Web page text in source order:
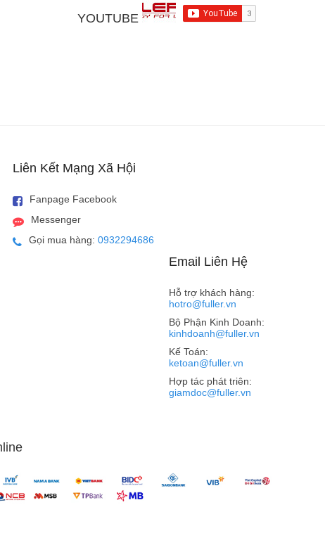
chơi game như tần số quét màn hình lớn, cấu hình máy
camera được tối ưu. Hầu hết các điện thoại thông minh
YOUTUBE
Liên Kết Mạng Xã Hội
Fanpage Facebook
Messenger
Gọi mua hàng: 0932294686
Email Liên Hệ
Hỗ trợ khách hàng:
hotro@fuller.vn
Bộ Phận Kinh Doanh:
kinhdoanh@fuller.vn
Kế Toán:
ketoan@fuller.vn
Hợp tác phát triên:
giamdoc@fuller.vn